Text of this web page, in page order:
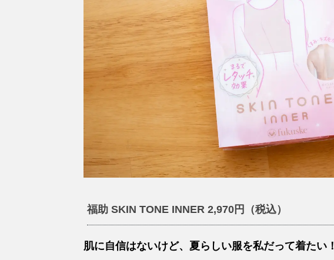
福助 SKIN TONE INNER 2,970円（税込）
肌に自信はないけど、夏らしい服を私だって着たい！